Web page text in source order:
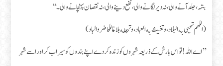
بتہہ، جلد آنے والی، نہ دیر لگانے والی، نفع دینے والی، نہ نقصان پہنچانے والی۔‘‘
(اللهم تحيى به البلاد، وتغيث به العباد، وتجعله بلاغا للحاضر والباد)
’’اے اللہ! تو اس بارش کے ذریعہ شہروں کو زندہ کر دے اپنے بندوں کو سیراب کر اور اسے شہر